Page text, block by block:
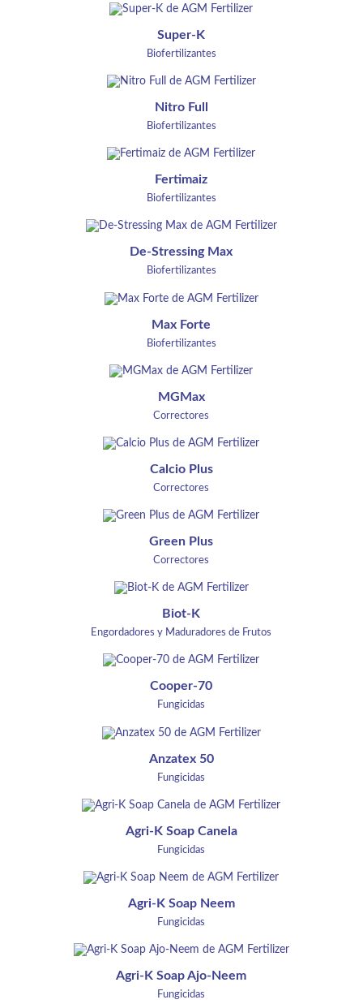
Super-K
Biofertilizantes
Nitro Full
Biofertilizantes
Fertimaiz
Biofertilizantes
De-Stressing Max
Biofertilizantes
Max Forte
Biofertilizantes
MGMax
Correctores
Calcio Plus
Correctores
Green Plus
Correctores
Biot-K
Engordadores y Maduradores de Frutos
Cooper-70
Fungicidas
Anzatex 50
Fungicidas
Agri-K Soap Canela
Fungicidas
Agri-K Soap Neem
Fungicidas
Agri-K Soap Ajo-Neem
Fungicidas